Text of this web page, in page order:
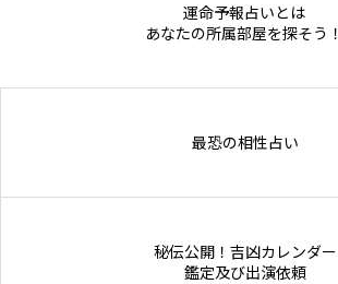
運命予報占いとは
あなたの所属部屋を探そう！
最恐の相性占い
秘伝公開！吉凶カレンダー
鑑定及び出演依頼